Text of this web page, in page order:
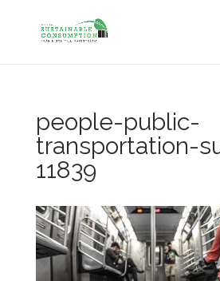
people-public-
transportation-
11839